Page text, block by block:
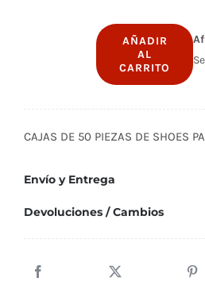
shoes
niños
AÑADIR
AL
CARRITO
CAJAS DE 50 PIEZAS DE SHOES
Envío y Entrega
Devoluciones / Cambios